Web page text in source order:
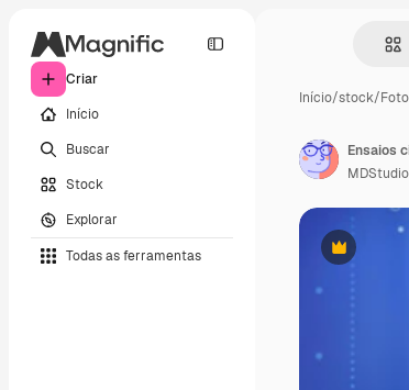
Criar
Início
Buscar
Stock
Explorar
Todas as ferramentas
Início/stock/
Premium
Ensaios
MDStudio